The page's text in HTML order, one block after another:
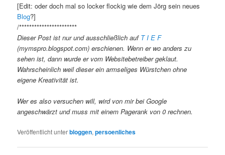
[Edit: oder doch mal so locker flockig wie dem Jörg sein neues
Blog?]
/***********************
Dieser Post ist nur und ausschließlich auf T I E F
(mymspro.blogspot.com) erschienen. Wenn er wo anders zu
sehen ist, dann wurde er vom Websitebetreiber geklaut.
Wahrscheinlich weil dieser ein armseliges Würstchen ohne
eigene Kreativität ist.
Wer es also versuchen will, wird von mir bei Google
angeschwärzt und muss mit einem Pagerank von 0 rechnen.
Veröffentlicht unterbloggen,persoenliches